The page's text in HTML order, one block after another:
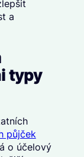
a
typy
půjček
o účelový